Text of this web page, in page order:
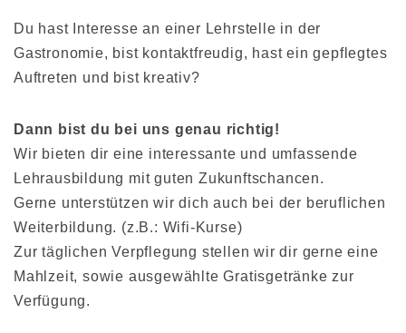
Du hast Interesse an einer Lehrstelle in der
Gastronomie, bist kontaktfreudig, hast ein gepflegtes
Auftreten und bist kreativ?
Dann bist du bei uns genau richtig!
Wir bieten dir eine interessante und umfassende
Lehrausbildung mit guten Zukunftschancen.
Gerne unterstützen wir dich auch bei der beruflichen
Weiterbildung. (z.B.: Wifi-Kurse)
Zur täglichen Verpflegung stellen wir dir gerne eine
Mahlzeit, sowie ausgewählte Gratisgetränke zur
Verfügung.